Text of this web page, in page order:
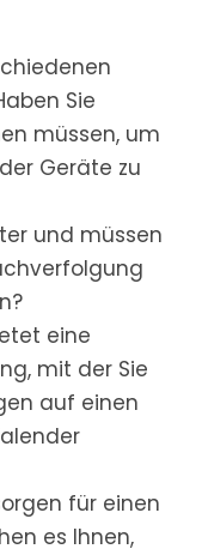
Sie
müssen, um
Geräte zu
und müssen
eine
mit der Sie
auf einen
für einen
es Ihnen,